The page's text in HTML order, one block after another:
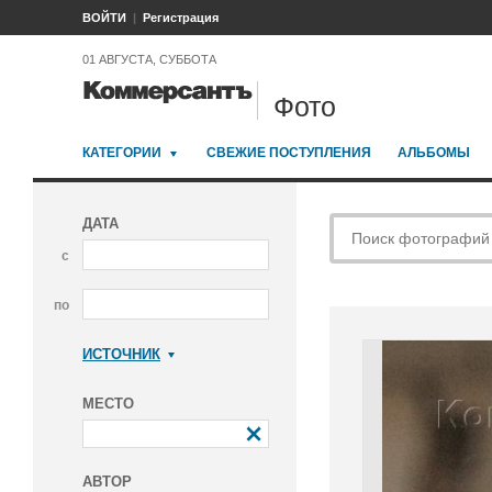
ВОЙТИ Регистрация
01 АВГУСТА, СУББОТА
Фото
КАТЕГОРИИ СВЕЖИЕ ПОСТУПЛЕНИЯ АЛЬБОМЫ
ДАТА
с
по
ИСТОЧНИК
МЕСТО
АВТОР